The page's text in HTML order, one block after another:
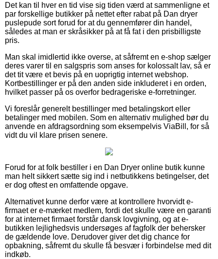
Det kan til hver en tid vise sig tiden værd at sammenligne et
par forskellige butikker på nettet efter rabat på Dan dryer
puslepude sort forud for at du gennemfører din handel,
således at man er skråsikker på at få fat i den prisbilligste
pris.
Man skal imidlertid ikke overse, at såfremt en e-shop sælger
deres varer til en salgspris som anses for kolossalt lav, så er
det tit være et bevis på en uoprigtig internet webshop.
Kortbestillinger er på den anden side inkluderet i en orden,
hvilket passer på os overfor bedrageriske e-forretninger.
Vi foreslår generelt bestillinger med betalingskort eller
betalinger med mobilen. Som en alternativ mulighed bør du
anvende en afdragsordning som eksempelvis ViaBill, for så
vidt du vil klare prisen senere.
Forud for at folk bestiller i en Dan Dryer online butik kunne
man helt sikkert sætte sig ind i netbutikkens betingelser, det
er dog oftest en omfattende opgave.
Alternativet kunne derfor være at kontrollere hvorvidt e-
firmaet er e-mærket medlem, fordi det skulle være en garanti
for at internet firmaet forstår dansk lovgivning, og at e-
butikken lejlighedsvis undersøges af fagfolk der behersker
de gældende love. Derudover giver det dig chance for
opbakning, såfremt du skulle få besvær i forbindelse med dit
indkøb.